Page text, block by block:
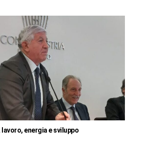
energia e sviluppo